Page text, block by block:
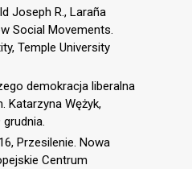
Joseph R., Laraña
Social Movements.
Temple University
demokracja liberalna
Katarzyna Wężyk,
grudnia.
Przesilenie. Nowa
Centrum